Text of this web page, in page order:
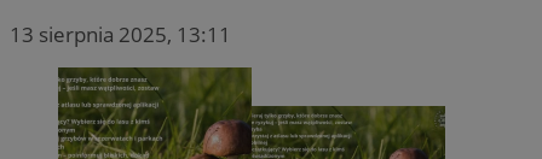
13 sierpnia 2025, 13:11